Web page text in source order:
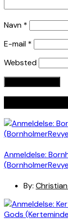
Navn *
E-mail *
Websted
Anmeldelse:
By: